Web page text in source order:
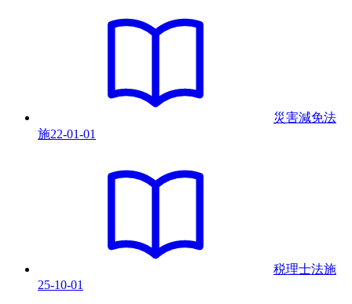
災害減免法
施22-01-01
税理士法施
25-10-01